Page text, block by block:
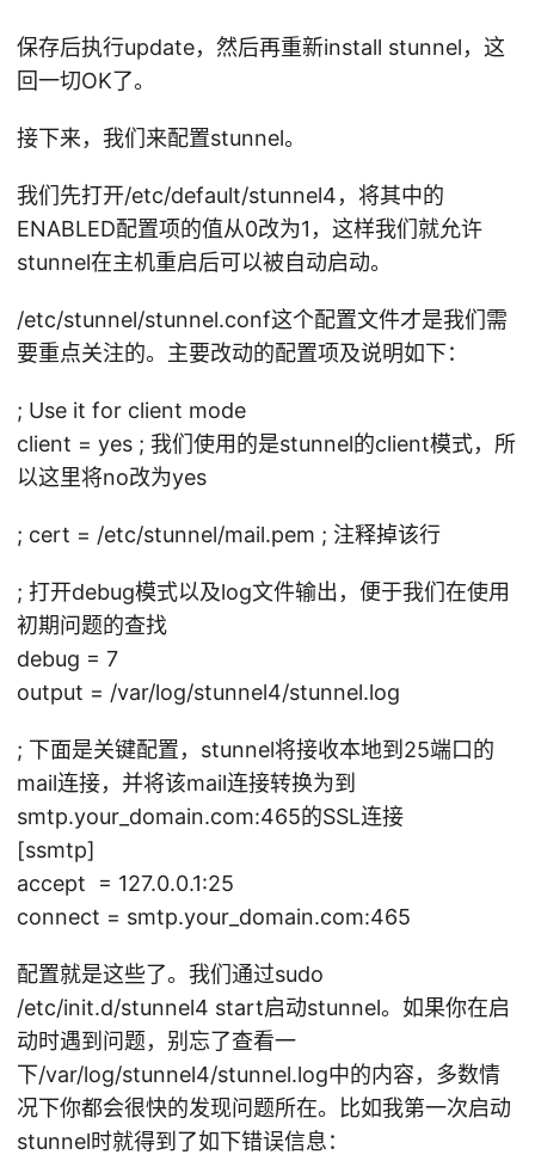
保存后执行update，然后再重新install stunnel，这
回一切OK了。
接下来，我们来配置stunnel。
我们先打开/etc/default/stunnel4，将其中的
ENABLED配置项的值从0改为1，这样我们就允许
stunnel在主机重启后可以被自动启动。
/etc/stunnel/stunnel.conf这个配置文件才是我们需
要重点关注的。主要改动的配置项及说明如下：
; Use it for client mode
client = yes ; 我们使用的是stunnel的client模式，所
以这里将no改为yes
; cert = /etc/stunnel/mail.pem ; 注释掉该行
; 打开debug模式以及log文件输出，便于我们在使用
初期问题的查找
debug = 7
output = /var/log/stunnel4/stunnel.log
; 下面是关键配置，stunnel将接收本地到25端口的
mail连接，并将该mail连接转换为到
smtp.your_domain.com:465的SSL连接
[ssmtp]
accept = 127.0.0.1:25
connect = smtp.your_domain.com:465
配置就是这些了。我们通过sudo
/etc/init.d/stunnel4 start启动stunnel。如果你在启
动时遇到问题，别忘了查看一
下/var/log/stunnel4/stunnel.log中的内容，多数情
况下你都会很快的发现问题所在。比如我第一次启动
stunnel时就得到了如下错误信息：